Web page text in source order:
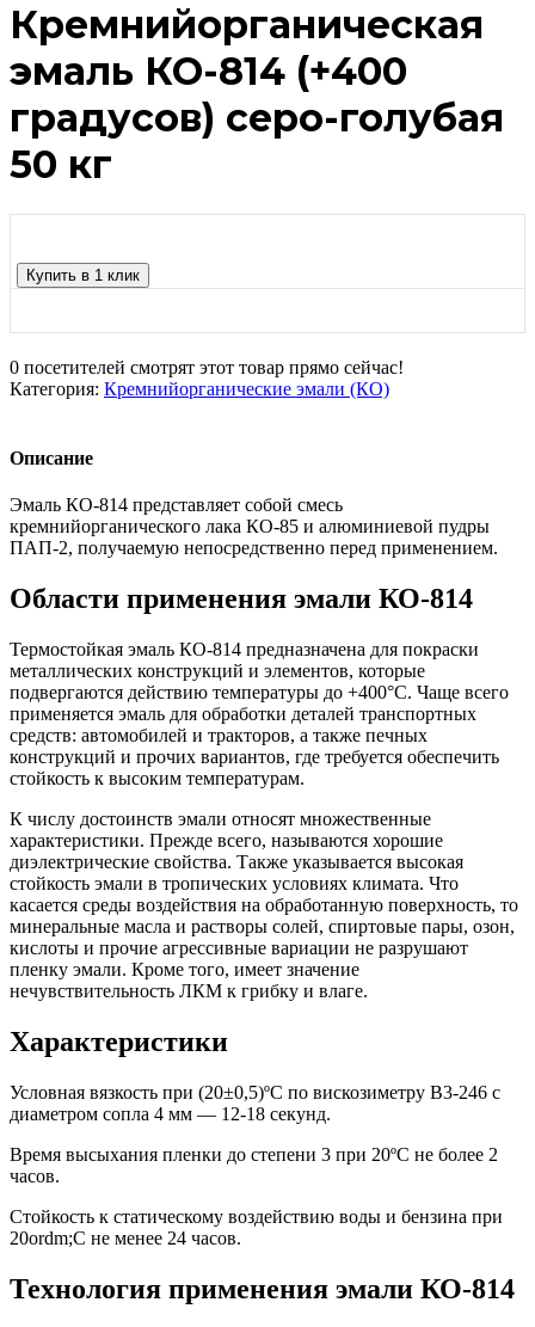
Кремнийорганическая
эмаль КО-814 (+400
градусов) серо-голубая
50 кг
Купить в 1 клик
0 посетителей смотрят этот товар прямо сейчас!
Категория: Кремнийорганические эмали (КО)
Описание
Эмаль КО-814 представляет собой смесь
кремнийорганического лака КО-85 и алюминиевой пудры
ПАП-2, получаемую непосредственно перед применением.
Области применения эмали КО-814
Термостойкая эмаль КО-814 предназначена для покраски
металлических конструкций и элементов, которые
подвергаются действию температуры до +400°C. Чаще всего
применяется эмаль для обработки деталей транспортных
средств: автомобилей и тракторов, а также печных
конструкций и прочих вариантов, где требуется обеспечить
стойкость к высоким температурам.
К числу достоинств эмали относят множественные
характеристики. Прежде всего, называются хорошие
диэлектрические свойства. Также указывается высокая
стойкость эмали в тропических условиях климата. Что
касается среды воздействия на обработанную поверхность, то
минеральные масла и растворы солей, спиртовые пары, озон,
кислоты и прочие агрессивные вариации не разрушают
пленку эмали. Кроме того, имеет значение
нечувствительность ЛКМ к грибку и влаге.
Характеристики
Условная вязкость при (20±0,5)ºС по вискозиметру В3-246 с
диаметром сопла 4 мм — 12-18 секунд.
Время высыхания пленки до степени 3 при 20ºС не более 2
часов.
Стойкость к статическому воздействию воды и бензина при
20ordm;С не менее 24 часов.
Технология применения эмали КО-814